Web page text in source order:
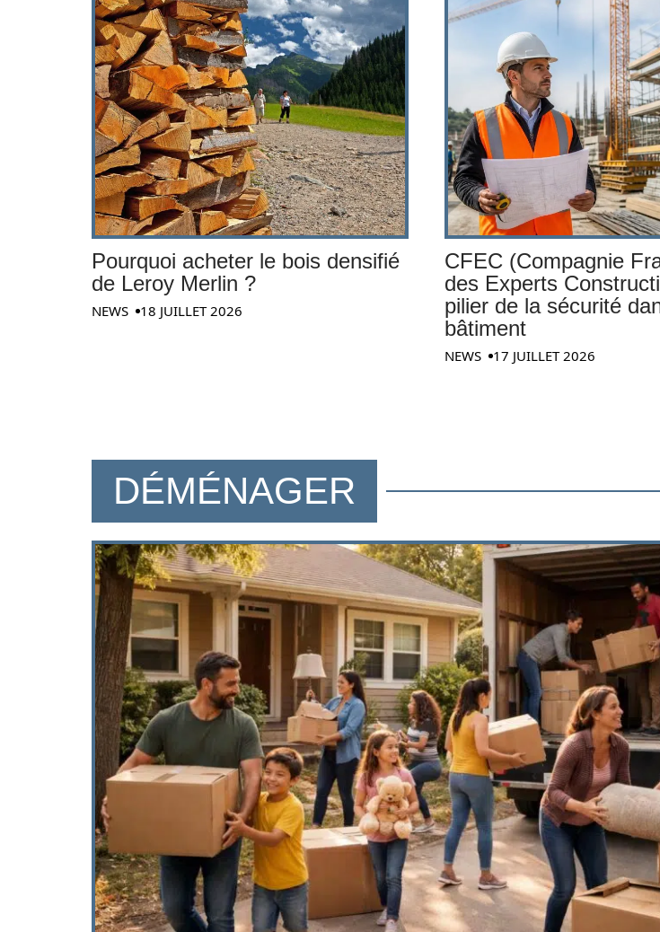
Pourquoi acheter le bois densifié
de Leroy Merlin ?
NEWS 18 JUILLET 2026
CFEC (Compagnie
des Experts
pilier de la sécurité
bâtiment
NEWS 17 JUILLET 2026
DÉMÉNAGER